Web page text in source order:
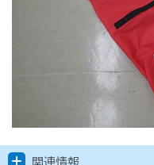
関連情報